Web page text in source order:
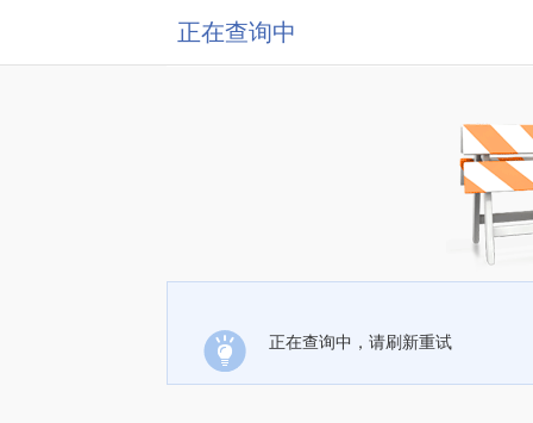
正在查询中
正在查询中，请刷新重试